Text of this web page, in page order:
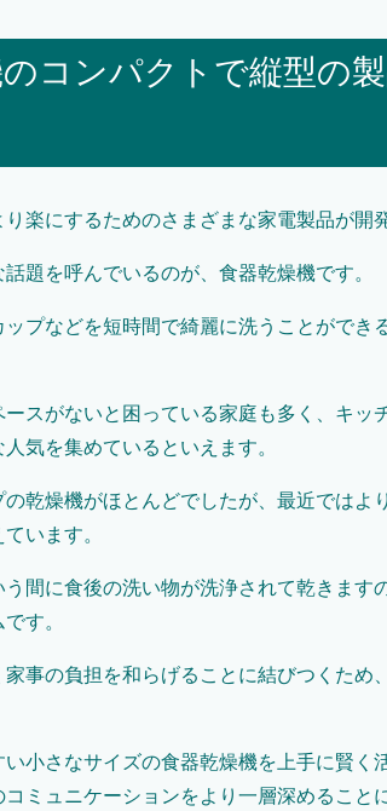
コンパクトで縦型の
楽にするためのさまざまな家電製品が開
題を呼んでいるのが、食器乾燥機です。
プなどを短時間で綺麗に洗うことができ
スがないと困っている家庭も多く、キッ
気を集めているといえます。
乾燥機がほとんどでしたが、最近ではよ
います。
間に食後の洗い物が洗浄されて乾きます
す。
事の負担を和らげることに結びつくため
小さなサイズの食器乾燥機を上手に賢く
ミュニケーションをより一層深めること